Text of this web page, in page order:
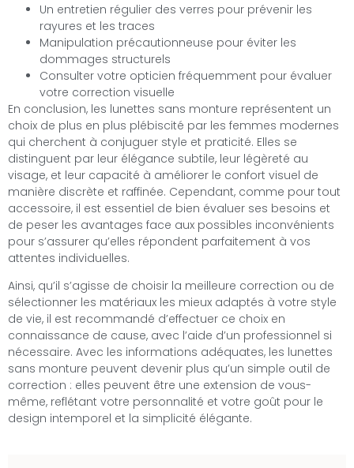
Un entretien régulier des verres pour prévenir les
rayures et les traces
Manipulation précautionneuse pour éviter les
dommages structurels
Consulter votre opticien fréquemment pour évaluer
votre correction visuelle
En conclusion, les lunettes sans monture représentent un
choix de plus en plus plébiscité par les femmes modernes
qui cherchent à conjuguer style et praticité. Elles se
distinguent par leur élégance subtile, leur légèreté au
visage, et leur capacité à améliorer le confort visuel de
manière discrète et raffinée. Cependant, comme pour tout
accessoire, il est essentiel de bien évaluer ses besoins et
de peser les avantages face aux possibles inconvénients
pour s’assurer qu’elles répondent parfaitement à vos
attentes individuelles.
Ainsi, qu’il s’agisse de choisir la meilleure correction ou de
sélectionner les matériaux les mieux adaptés à votre style
de vie, il est recommandé d’effectuer ce choix en
connaissance de cause, avec l’aide d’un professionnel si
nécessaire. Avec les informations adéquates, les lunettes
sans monture peuvent devenir plus qu’un simple outil de
correction : elles peuvent être une extension de vous-
même, reflétant votre personnalité et votre goût pour le
design intemporel et la simplicité élégante.